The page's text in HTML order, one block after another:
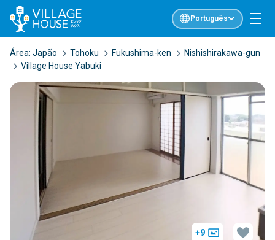
Português
Área: Japão Tohoku Fukushima-ken
Nishishirakawa-gun
Village House Yabuki
+9